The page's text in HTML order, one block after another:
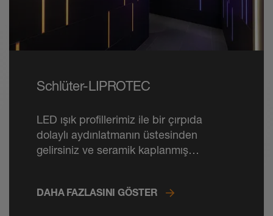
Schlüter-LIPROTEC
LED ışık profillerimiz ile bir çırpıda
dolaylı aydınlatmanın üstesinden
gelirsiniz ve seramik kaplanmış
DAHA FAZLASINI GÖSTER